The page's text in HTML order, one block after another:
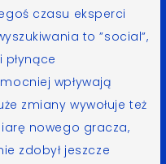
czasu eksperci
to ”social”,
płynące
wpływają
zmiany wywołuje też
nowego gracza,
zdobył jeszcze